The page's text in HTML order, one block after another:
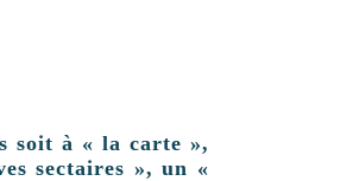
soit à « la carte »,
sectaires », un «